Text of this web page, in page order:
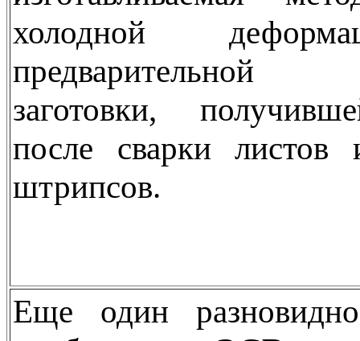
холодной
предварительной
заготовки,
после сварки листов
штрипсов.
Еще один